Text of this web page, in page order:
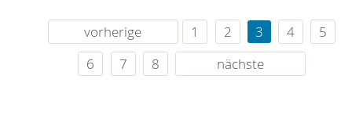
vorherige 1 2 3 4
5
6
7 8 nächste